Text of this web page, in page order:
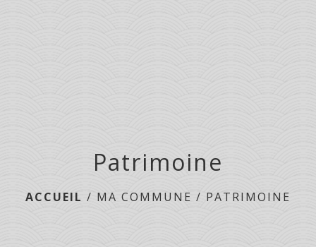
Patrimoine
ACCUEIL / MA COMMUNE / PATRIMOINE